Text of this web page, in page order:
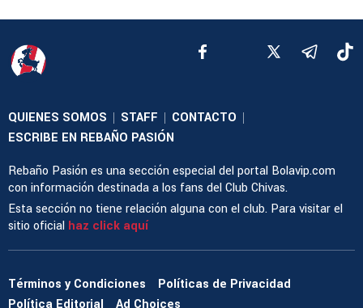
QUIENES SOMOS | STAFF | CONTACTO |
ESCRIBE EN REBAÑO PASIÓN
Rebaño Pasión es una sección especial del portal Bolavip.com
con información destinada a los fans del Club Chivas.
Esta sección no tiene relación alguna con el club. Para visitar el
sitio oficial haz click aquí
Términos y Condiciones
Políticas de Privacidad
Política Editorial
Ad Choices